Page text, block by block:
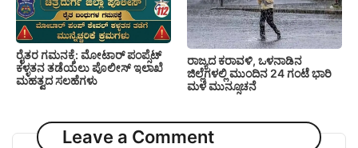
ರೈತರ ಗಮನಕ್ಕೆ: ಮೋಟಾರ್ ಪಂಪ್ಸೆಟ್
ಕಳ್ಳತನ ತಡೆಯಲು ಪೊಲೀಸ್ ಇಲಾಖೆ
ಮಹತ್ವದ ಸಲಹೆಗಳು
ರಾಜ್ಯದ ಕರಾವಳಿ, ಒಳನಾಡಿನ
ಜಿಲ್ಲೆಗಳಲ್ಲಿ ಮುಂದಿನ 24 ಗಂಟೆ ಭಾರಿ
ಮಳೆ ಮುನ್ಸೂಚನೆ
Leave a Comment